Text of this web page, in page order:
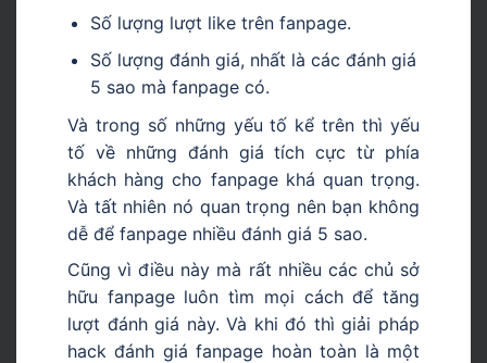
Số lượng lượt like trên fanpage.
Số lượng đánh giá, nhất là các đánh giá
5 sao mà fanpage có.
Và trong số những yếu tố kể trên thì yếu
tố về những đánh giá tích cực từ phía
khách hàng cho fanpage khá quan trọng.
Và tất nhiên nó quan trọng nên bạn không
dễ để fanpage nhiều đánh giá 5 sao.
Cũng vì điều này mà rất nhiều các chủ sở
hữu fanpage luôn tìm mọi cách để tăng
lượt đánh giá này. Và khi đó thì giải pháp
hack đánh giá fanpage hoàn toàn là một